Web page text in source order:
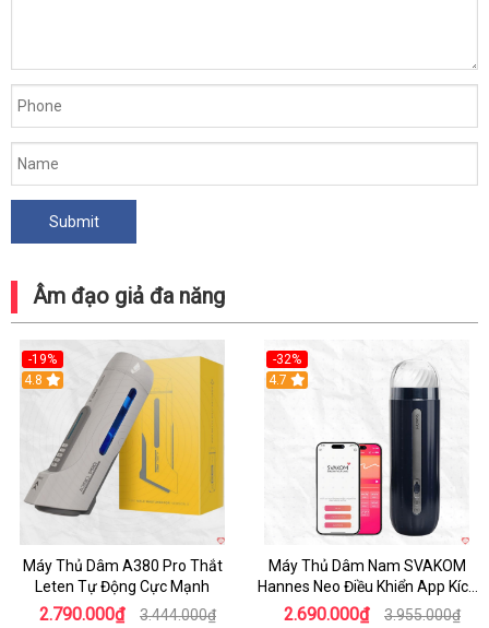
Âm đạo giả đa năng
-19%
Hot
4.8
Máy Thủ Dâm A380 Pro Thắt
Leten Tự Động Cực Mạnh
2.790.000₫ 3.444.000₫
-32%
Hot
4.7
Máy Thủ Dâm Nam SVAKOM
Hannes Neo Điều Khiển App Kích
Thích
2.690.000₫ 3.955.000₫